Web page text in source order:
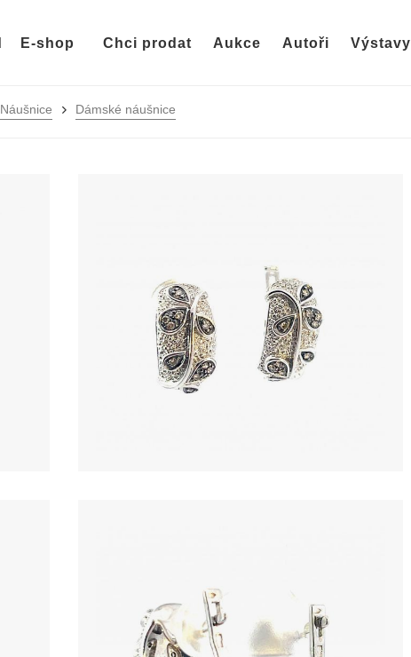
E-shop Chci prodat Aukce Autoři Výstavy
Náušnice Dámské náušnice